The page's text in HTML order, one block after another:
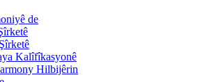
de
Kalîfîkasyonê
Hilbijêrin